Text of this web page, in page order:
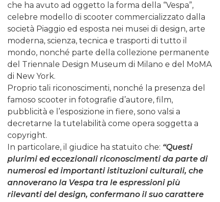
che ha avuto ad oggetto la forma della “Vespa”,
celebre modello di scooter commercializzato dalla
società Piaggio ed esposta nei musei di design, arte
moderna, scienza, tecnica e trasporti di tutto il
mondo, nonché parte della collezione permanente
del Triennale Design Museum di Milano e del MoMA
di New York.
Proprio tali riconoscimenti, nonché la presenza del
famoso scooter in fotografie d’autore, film,
pubblicità e l’esposizione in fiere, sono valsi a
decretarne la tutelabilità come opera soggetta a
copyright.
In particolare, il giudice ha statuito che: “Questi
plurimi ed eccezionali riconoscimenti da parte di
numerosi ed importanti istituzioni culturali, che
annoverano la Vespa tra le espressioni più
rilevanti del design, confermano il suo carattere